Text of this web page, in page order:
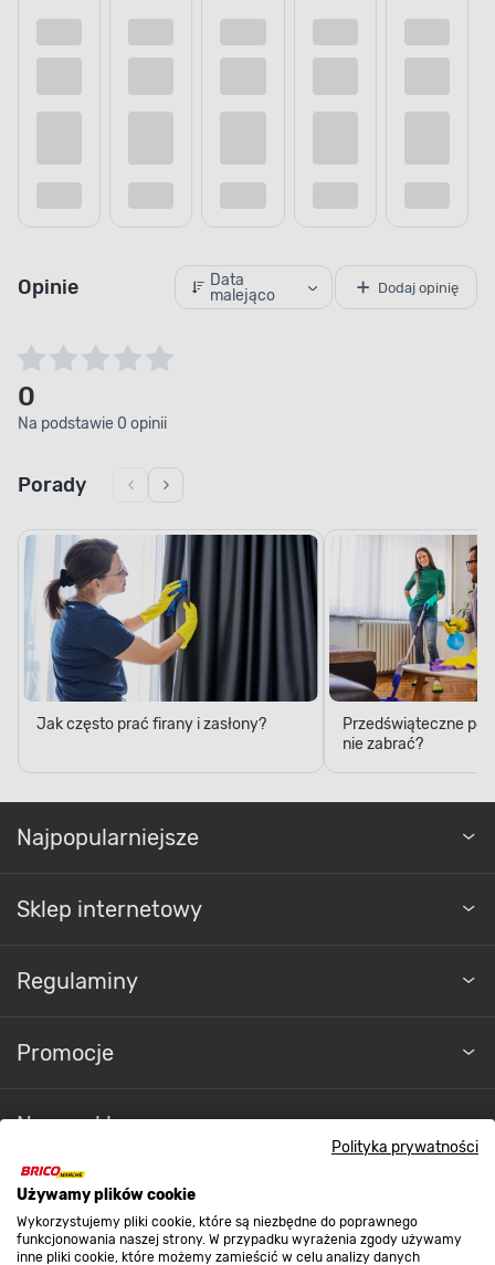
Polityka prywatności
Używamy plików cookie
Wykorzystujemy pliki cookie, które są niezbędne do poprawnego
funkcjonowania naszej strony. W przypadku wyrażenia zgody używamy
inne pliki cookie, które możemy zamieścić w celu analizy danych
Opinie
Data
malejąco
Dodaj opinię
0
Na podstawie 0 opinii
Porady
Jak często prać firany i zasłony?
Przedświąteczne
nie zabrać?
Najpopularniejsze
Sklep internetowy
Regulaminy
Promocje
Nasze sklepy
O nas